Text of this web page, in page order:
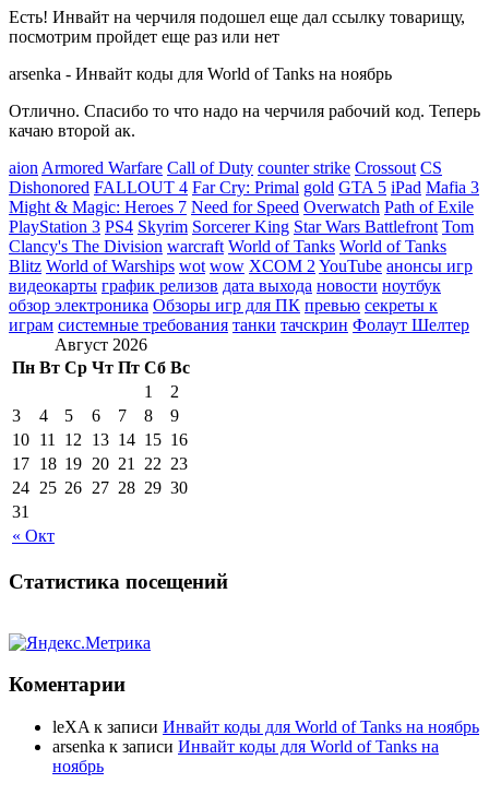
Есть! Инвайт на черчиля подошел еще дал ссылку товарищу,
посмотрим пройдет еще раз или нет
arsenka - Инвайт коды для World of Tanks на ноябрь
Отлично. Спасибо то что надо на черчиля рабочий код. Теперь
качаю второй ак.
aion Armored Warfare Call of Duty counter strike Crossout CS
Dishonored FALLOUT 4 Far Cry: Primal gold GTA 5 iPad Mafia 3
Might & Magic: Heroes 7 Need for Speed Overwatch Path of Exile
PlayStation 3 PS4 Skyrim Sorcerer King Star Wars Battlefront Tom
Clancy's The Division warcraft World of Tanks World of Tanks
Blitz World of Warships wot wow XCOM 2 YouTube анонсы игр
видеокарты график релизов дата выхода новости ноутбук
обзор электроника Обзоры игр для ПК превью секреты к
играм системные требования танки тачскрин Фолаут Шелтер
Август 2026
Пн Вт Ср Чт Пт Сб Вс
« Окт
1
2
3
4 5 6 7 8
9
10 11 12 13 14 15 16
17 18 19 20 21 22 23
24 25 26 27 28 29 30
31
Статистика посещений
Коментарии
leXA к записи Инвайт коды для World of Tanks на ноябрь
arsenka к записи Инвайт коды для World of Tanks на
ноябрь